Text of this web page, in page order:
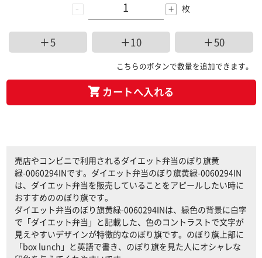
- + 枚
＋5 ＋10 ＋50
こちらのボタンで数量を追加できます。
カートへ入れる
売店やコンビニで利用されるダイエット弁当のぼり旗黄
緑-0060294INです。ダイエット弁当のぼり旗黄緑-0060294IN
は、ダイエット弁当を販売していることをアピールしたい時に
おすすめののぼり旗です。
ダイエット弁当のぼり旗黄緑-0060294INは、緑色の背景に白字
で「ダイエット弁当」と記載した、色のコントラストで文字が
見えやすいデザインが特徴的なのぼり旗です。のぼり旗上部に
「box lunch」と英語で書き、のぼり旗を見た人にオシャレな